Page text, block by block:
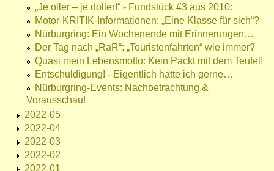
„Je oller – je doller!“ - Fundstück #3 aus 2010:
Motor-KRITIK-Informationen: „Eine Klasse für sich“?
Nürburgring: Ein Wochenende mit Erinnerungen…
Der Tag nach „RaR“: „Touristenfahrten“ wie immer?
Quasi mein Lebensmotto: Kein Packt mit dem Teufel!
Entschuldigung! - Eigentlich hätte ich gerne…
Nürburgring-Events: Nachbetrachtung &
Vorausschau!
2022-05
2022-04
2022-03
2022-02
2022-01